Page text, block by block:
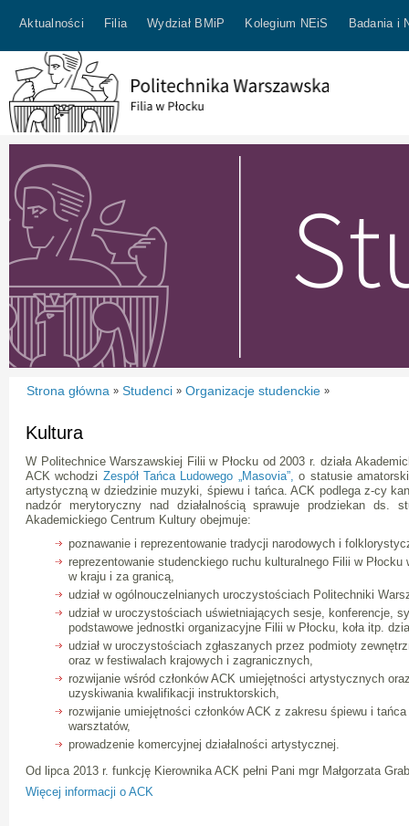
Aktualności Filia Wydział BMiP Kolegium NEiS Badania i
Strona główna » Studenci » Organizacje studenckie »
Kultura
W Politechnice Warszawskiej Filii w Płocku od 2003 r. działa
ACK wchodzi Zespół Tańca Ludowego „Masovia”, o statusie
artystyczną w dziedzinie muzyki, śpiewu i tańca. ACK podlega z-cy
nadzór merytoryczny nad działalnością sprawuje prodziekan ds.
Akademickiego Centrum Kultury obejmuje:
poznawanie i reprezentowanie tradycji narodowych i
reprezentowanie studenckiego ruchu kulturalnego Filii w
w kraju i za granicą,
udział w ogólnouczelnianych uroczystościach Politechniki
udział w uroczystościach uświetniających sesje, konferencje,
podstawowe jednostki organizacyjne Filii w Płocku, koła itp.
udział w uroczystościach zgłaszanych przez podmioty
oraz w festiwalach krajowych i zagranicznych,
rozwijanie wśród członków ACK umiejętności artystycznych
uzyskiwania kwalifikacji instruktorskich,
rozwijanie umiejętności członków ACK z zakresu śpiewu i
warsztatów,
prowadzenie komercyjnej działalności artystycznej.
Od lipca 2013 r. funkcję Kierownika ACK pełni Pani mgr Małgorzata
Więcej informacji o ACK